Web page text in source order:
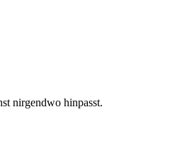
nirgendwo hinpasst.